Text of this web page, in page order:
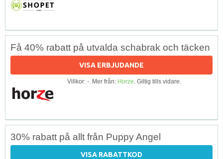
Få 40% rabatt på utvalda schabrak och täcken
VISA ERBJUDANDE
Villkor: -. Mer från: Horze. Giltig tills vidare.
30% rabatt på allt från Puppy Angel
VISA RABATTKOD